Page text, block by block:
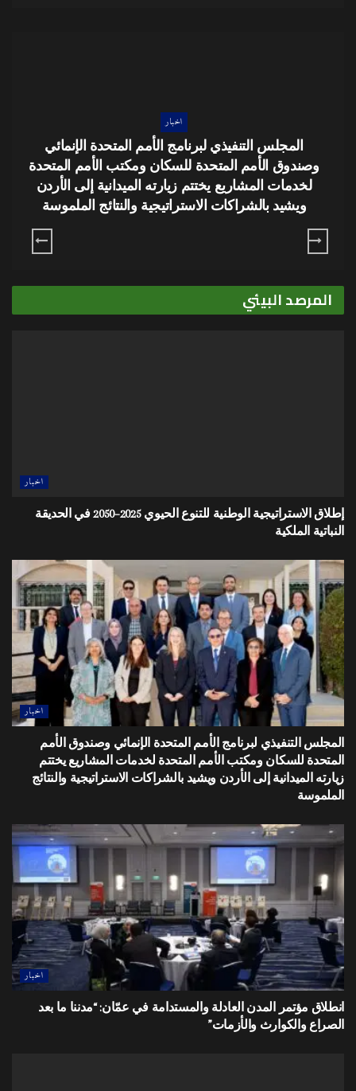
اخبار
انطلاق مؤتمر المدن العادلة والمستدامة في عمّان:
“مدننا ما بعد الصراع والكوارث والأزمات”
المرصد البيئي
اخبار
إطلاق الاستراتيجية الوطنية للتنوع الحيوي 2025–2050 في الحديقة
النباتية الملكية
اخبار
المجلس التنفيذي لبرنامج الأمم المتحدة الإنمائي وصندوق الأمم
المتحدة للسكان ومكتب الأمم المتحدة لخدمات المشاريع يختتم
زيارته الميدانية إلى الأردن ويشيد بالشراكات الاستراتيجية والنتائج
الملموسة
اخبار
انطلاق مؤتمر المدن العادلة والمستدامة في عمّان: “مدننا ما بعد
الصراع والكوارث والأزمات”